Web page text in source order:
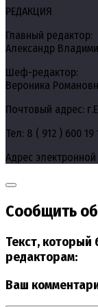
РЕДАКЦИЯ
Главный редактор:
Александр
Шеф-редактор:
Вероника
Почтовый адрес:
Тел: 8 ( 912 ) 600 19
Адрес
Сообщить
Текст,
редакторам:
Ваш